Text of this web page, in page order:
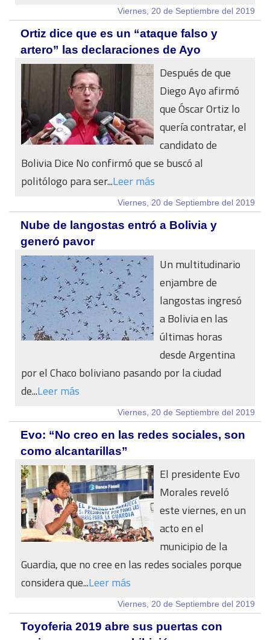
Viernes, 20 de Septiembre del 2019
Ortiz dice que es un “ataque falso y
artero” las declaraciones de Ayo
Después de que
Diego Ayo afirmó
que Óscar Ortiz lo
quería contratar, el
candidato de
Bolivia Dice No confirmó que se buscó al
politólogo para ser...Leer más
Viernes, 20 de Septiembre del 2019
Nube de langostas entró a Bolivia y
generó pavor
Un multitudinario
enjambre de
langostas ingresó
a Bolivia en las
últimas horas
desde Argentina
por el Chaco boliviano pasando por la ciudad
de...Leer más
Viernes, 20 de Septiembre del 2019
Evo: “No creo en las redes sociales, son
como alcantarillas”
El presidente Evo
Morales reveló
este viernes, en un
acto en el
municipio de la
Guardia, que no cree en las redes sociales porque
considera que...Leer más
Viernes, 20 de Septiembre del 2019
Toyoferia 2019 abre sus puertas con